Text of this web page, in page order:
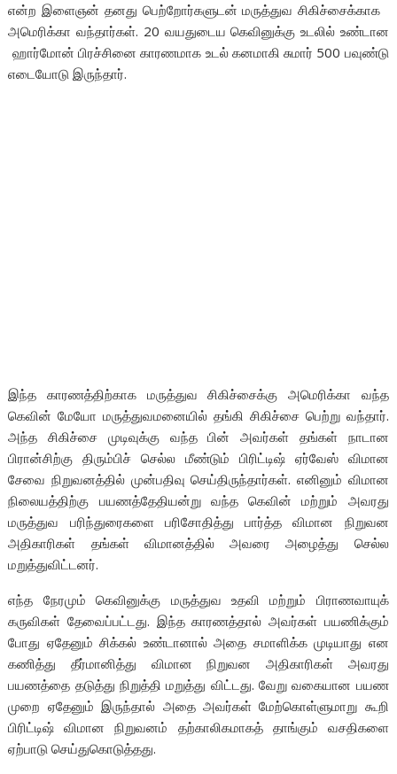
என்ற இளைஞன் தனது பெற்றோர்களுடன் மருத்துவ சிகிச்சைக்காக
அமெரிக்கா வந்தார்கள். 20 வயதுடைய கெவினுக்கு உடலில் உண்டான
ஹார்மோன் பிரச்சினை காரணமாக உடல் கனமாகி சுமார் 500 பவுண்டு
எடையோடு இருந்தார்.
இந்த காரணத்திற்காக மருத்துவ சிகிச்சைக்கு அமெரிக்கா வந்த
கெவின் மேயோ மருத்துவமனையில் தங்கி சிகிச்சை பெற்று வந்தார்.
அந்த சிகிச்சை முடிவுக்கு வந்த பின் அவர்கள் தங்கள் நாடான
பிரான்சிற்கு திரும்பிச் செல்ல மீண்டும் பிரிட்டிஷ் ஏர்வேஸ் விமான
சேவை நிறுவனத்தில் முன்பதிவு செய்திருந்தார்கள். எனினும் விமான
நிலையத்திற்கு பயணத்தேதியன்று வந்த கெவின் மற்றும் அவரது
மருத்துவ பரிந்துரைகளை பரிசோதித்து பார்த்த விமான நிறுவன
அதிகாரிகள் தங்கள் விமானத்தில் அவரை அழைத்து செல்ல
மறுத்துவிட்டனர்.
எந்த நேரமும் கெவினுக்கு மருத்துவ உதவி மற்றும் பிராணவாயுக்
கருவிகள் தேவைப்பட்டது. இந்த காரணத்தால் அவர்கள் பயணிக்கும்
போது ஏதேனும் சிக்கல் உண்டானால் அதை சமாளிக்க முடியாது என
கணித்து தீர்மானித்து விமான நிறுவன அதிகாரிகள் அவரது
பயணத்தை தடுத்து நிறுத்தி மறுத்து விட்டது. வேறு வகையான பயண
முறை ஏதேனும் இருந்தால் அதை அவர்கள் மேற்கொள்ளுமாறு கூறி
பிரிட்டிஷ் விமான நிறுவனம் தற்காலிகமாகத் தாங்கும் வசதிகளை
ஏற்பாடு செய்துகொடுத்தது.